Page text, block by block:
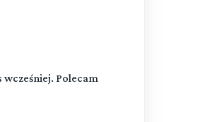
wcześniej. Polecam